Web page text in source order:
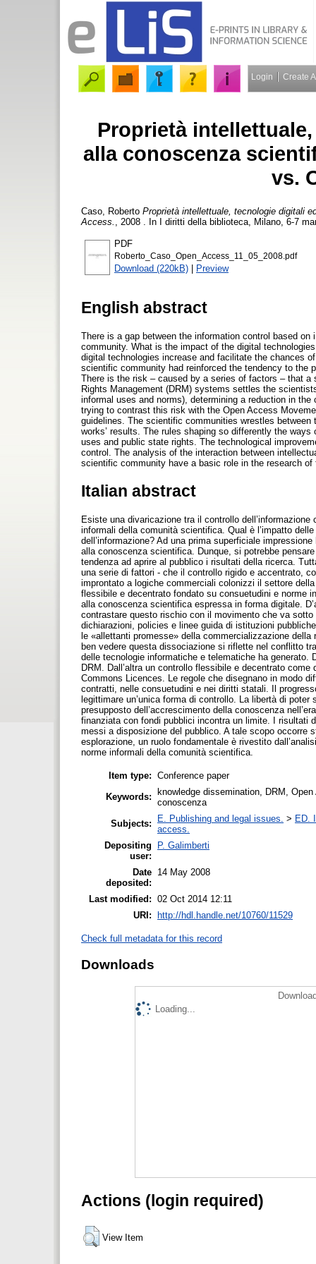
Login Create
Proprietà
alla conoscenza
vs.
Caso, Roberto Proprietà intellettuale, tecnologie digitali
Access.
, 2008 . In I diritti della biblioteca, Milano, 6-7
PDF
Roberto_Caso_Open_Access_11_05_2008.pdf
Download (220kB) | Preview
English abstract
There is a gap between the information control based
community. What is the impact of the digital
digital technologies increase and facilitate the chances
scientific community had reinforced the tendency to
There is the risk – caused by a series of factors – that
Rights Management (DRM) systems settles the
informal uses and norms), determining a reduction in
trying to contrast this risk with the Open Access
guidelines. The scientific communities wrestles
works’ results. The rules shaping so differently the
uses and public state rights. The technological
control. The analysis of the interaction between
scientific community have a basic role in the research
Italian abstract
Esiste una divaricazione tra il controllo
informali della comunità scientifica. Qual è l’impatto
dell’informazione? Ad una prima superficiale
alla conoscenza scientifica. Dunque, si potrebbe
tendenza ad aprire al pubblico i risultati della ricerca.
una serie di fattori - che il controllo rigido e accentrato,
improntato a logiche commerciali colonizzi il settore
flessibile e decentrato fondato su consuetudini e norme
alla conoscenza scientifica espressa in forma digitale.
contrastare questo rischio con il movimento che va
dichiarazioni, policies e linee guida di istituzioni
le «allettanti promesse» della commercializzazione
ben vedere questa dissociazione si riflette nel conflitto
delle tecnologie informatiche e telematiche ha
DRM. Dall’altra un controllo flessibile e decentrato
Commons Licences. Le regole che disegnano in modo
contratti, nelle consuetudini e nei diritti statali. Il
legittimare un’unica forma di controllo. La libertà di
presupposto dell’accrescimento della conoscenza
finanziata con fondi pubblici incontra un limite. I risultati
messi a disposizione del pubblico. A tale scopo occorre
esplorazione, un ruolo fondamentale è rivestito
norme informali della comunità scientifica.
Item type: Conference paper
Keywords:
knowledge dissemination, DRM,
conoscenza
Subjects:
E. Publishing and legal issues. > ED.
access.
Depositing
user:
P. Galimberti
Date
deposited:
14 May 2008
Last modified: 02 Oct 2014 12:11
URI:
http://hdl.handle.net/10760/11529
Check full metadata for this record
Downloads
Loading...
Actions (login required)
View Item